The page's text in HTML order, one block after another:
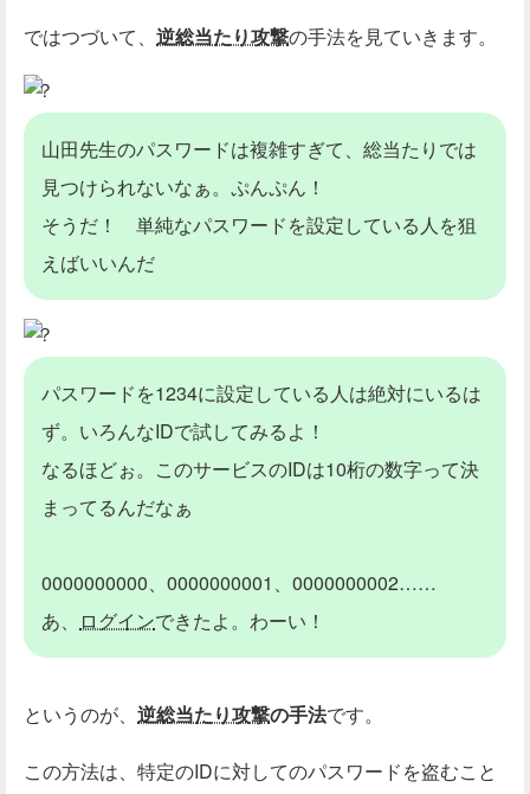
ではつづいて、 逆総当たり攻撃の手法を見ていきます。
？
山田先生のパスワードは複雑すぎて、総当たりでは
見つけられないなぁ。ぷんぷん！
そうだ！ 単純なパスワードを設定している人を狙
えばいいんだ
？
パスワードを1234に設定している人は絶対にいるは
ず。いろんなIDで試してみるよ！
なるほどぉ。このサービスのIDは10桁の数字って決
まってるんだなぁ
0000000000、0000000001、0000000002……
あ、
ログインできたよ。わーい！
というのが、 逆総当たり攻撃の手法です。
この方法は、特定のIDに対してのパスワードを盗むこと